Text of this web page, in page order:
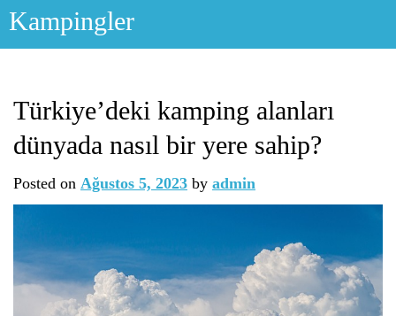
Skip
Kampingler
Türkiye’deki kamping alanları
dünyada nasıl bir yere sahip?
Posted on Ağustos 5, 2023 by admin